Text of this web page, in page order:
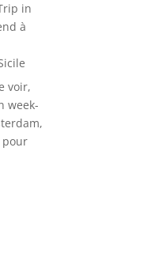
in
à
voir,
week-
pour